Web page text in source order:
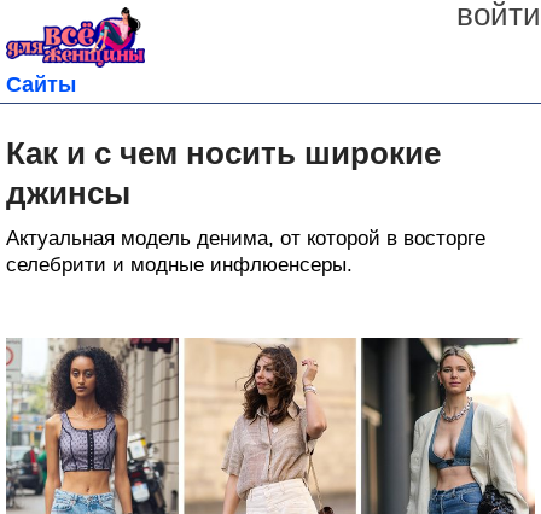
войти
Сайты
Как и с чем носить широкие
джинсы
Актуальная модель денима, от которой в восторге
селебрити и модные инфлюенсеры.